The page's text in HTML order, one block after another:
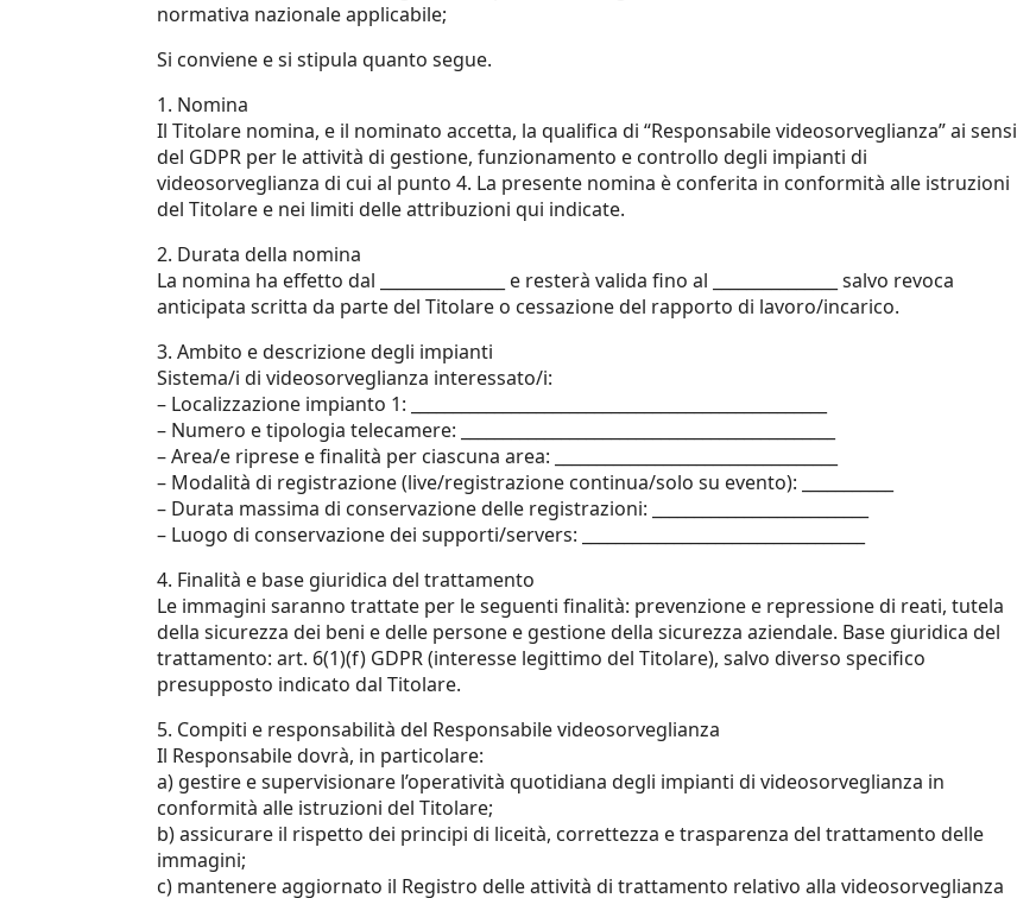
normativa nazionale applicabile;
Si conviene e si stipula quanto segue.
1. Nomina
Il Titolare nomina, e il nominato accetta, la qualifica di “Responsabile videosorveglianza” ai sensi
del GDPR per le attività di gestione, funzionamento e controllo degli impianti di
videosorveglianza di cui al punto 4. La presente nomina è conferita in conformità alle istruzioni
del Titolare e nei limiti delle attribuzioni qui indicate.
2. Durata della nomina
La nomina ha effetto dal _______________ e resterà valida fino al _______________ salvo revoca
anticipata scritta da parte del Titolare o cessazione del rapporto di lavoro/incarico.
3. Ambito e descrizione degli impianti
Sistema/i di videosorveglianza interessato/i:
– Localizzazione impianto 1: __________________________________________________
– Numero e tipologia telecamere: _____________________________________________
– Area/e riprese e finalità per ciascuna area: __________________________________
– Modalità di registrazione (live/registrazione continua/solo su evento): ___________
– Durata massima di conservazione delle registrazioni: __________________________
– Luogo di conservazione dei supporti/servers: __________________________________
4. Finalità e base giuridica del trattamento
Le immagini saranno trattate per le seguenti finalità: prevenzione e repressione di reati, tutela
della sicurezza dei beni e delle persone e gestione della sicurezza aziendale. Base giuridica del
trattamento: art. 6(1)(f) GDPR (interesse legittimo del Titolare), salvo diverso specifico
presupposto indicato dal Titolare.
5. Compiti e responsabilità del Responsabile videosorveglianza
Il Responsabile dovrà, in particolare:
a) gestire e supervisionare l’operatività quotidiana degli impianti di videosorveglianza in
conformità alle istruzioni del Titolare;
b) assicurare il rispetto dei principi di liceità, correttezza e trasparenza del trattamento delle
immagini;
c) mantenere aggiornato il Registro delle attività di trattamento relativo alla videosorveglianza